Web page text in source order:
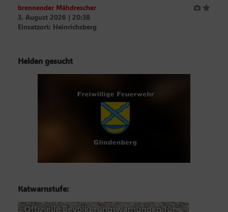
brennender Mähdrescher
3. August 2026 | 20:38
Einsatzort: Heinrichsberg
Helden gesucht
Katwarnstufe: